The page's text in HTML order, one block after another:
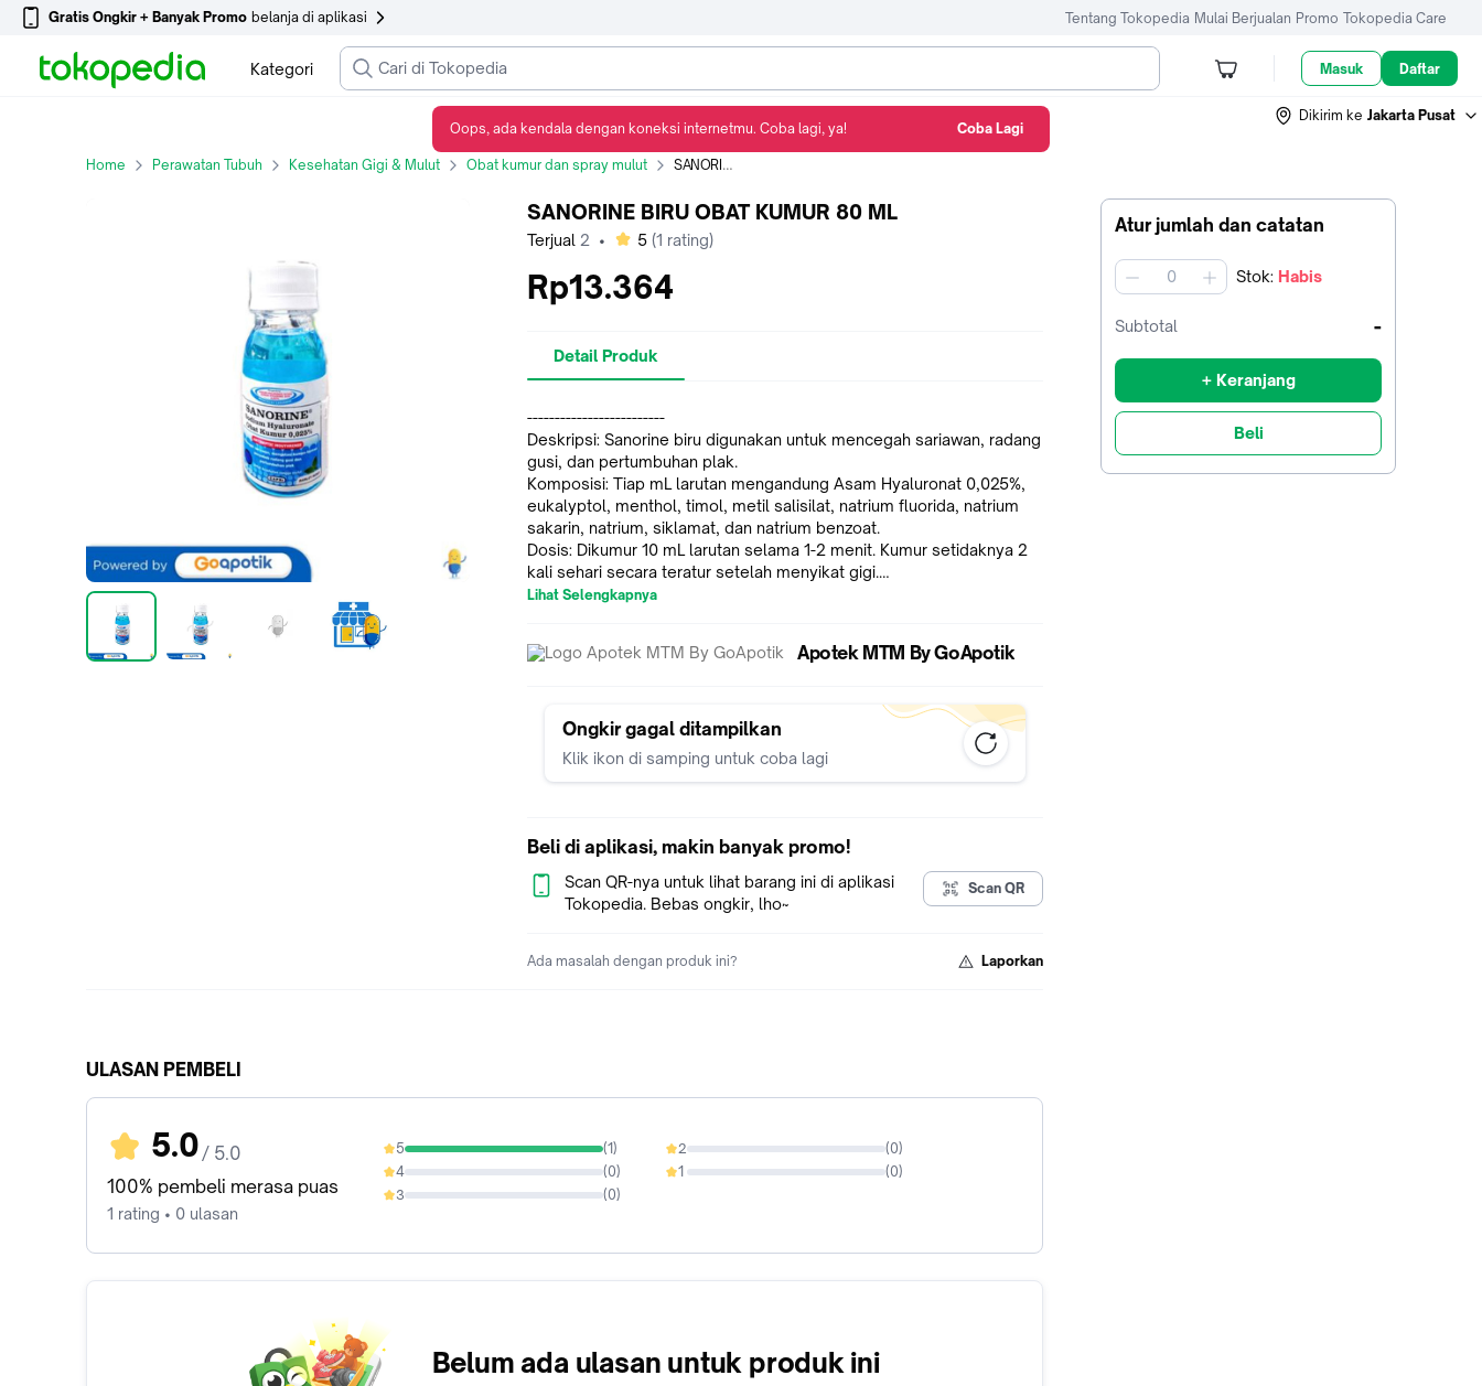
Gratis Ongkir + Banyak Promo belanja di aplikasi Tentang Tokopedia Mulai Berjualan Promo Tokopedia Care
Kategori Masuk Daftar
Dikirim ke Jakarta Pusat
Home Perawatan Tubuh Kesehatan Gigi & Mulut Obat kumur dan spray mulut SANORINE BIRU OBAT KUMUR 80 ML
Atur jumlah dan catatan
jumlah Stok: Habis
Subtotal -
+ Keranjang
Beli
SANORINE BIRU OBAT KUMUR 80 ML
Terjual 2 • bintang
5 (1 rating)
Rp13.364
Detail Produk
-------------------------
Deskripsi: Sanorine biru digunakan untuk mencegah sariawan, radang
gusi, dan pertumbuhan plak.
Komposisi: Tiap mL larutan mengandung Asam Hyaluronat 0,025%,
eukalyptol, menthol, timol, metil salisilat, natrium fluorida, natrium
sakarin, natrium, siklamat, dan natrium benzoat.
Dosis: Dikumur 10 mL larutan selama 1-2 menit. Kumur setidaknya 2
kali sehari secara teratur setelah menyikat gigi.
Indikasi: Untuk mencegah sariawan, radang gusi, dan pertumbuhan
Kemasan: Botol 80 mL larutan
Lihat Selengkapnya
Apotek MTM By GoApotik
Ongkir gagal ditampilkan
Klik ikon di samping untuk coba lagi
Beli di aplikasi, makin banyak promo!
Scan QR-nya untuk lihat barang ini di aplikasi
Tokopedia. Bebas ongkir, lho~
Scan QR
Ada masalah dengan produk ini? Laporkan
ULASAN PEMBELI
5.0 / 5.0
100% pembeli merasa puas
1 rating • 0 ulasan
5 (1)
100%
4 (0)
0%
3 (0)
0%
2 (0)
0%
1 (0)
0%
Belum ada ulasan untuk produk ini
Oops, ada kendala dengan koneksi internetmu. Coba lagi, ya! Coba Lagi